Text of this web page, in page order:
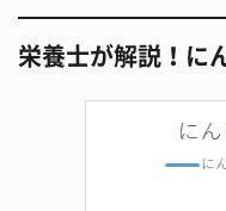
栄養士が解説！に